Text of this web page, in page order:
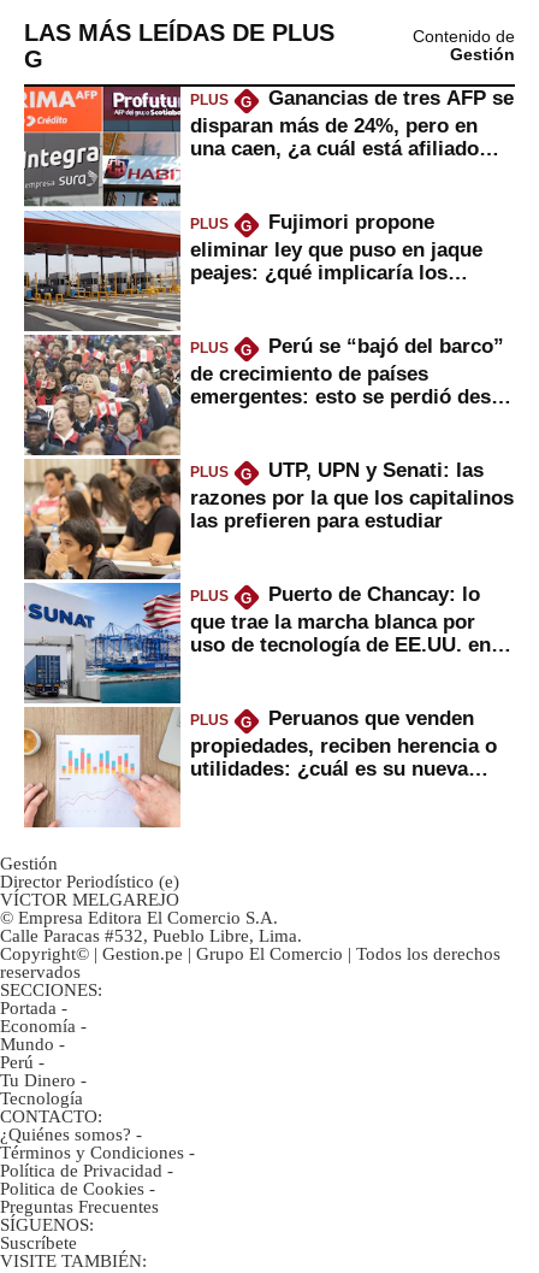
LAS MÁS LEÍDAS DE PLUS
G
Contenido de
Gestión
PLUS G
Ganancias de tres AFP se
disparan más de 24%, pero en
una caen, ¿a cuál está afiliado
PLUS G
Fujimori propone
eliminar ley que puso en jaque
peajes: ¿qué implicaría los
PLUS G
Perú se “bajó del barco”
de crecimiento de países
emergentes: esto se perdió desde
PLUS G
UTP, UPN y Senati: las
razones por la que los capitalinos
las prefieren para estudiar
PLUS G
Puerto de Chancay: lo
que trae la marcha blanca por
uso de tecnología de EE.UU. en
PLUS G
Peruanos que venden
propiedades, reciben herencia o
utilidades: ¿cuál es su nueva
Gestión
Director Periodístico (e)
VÍCTOR MELGAREJO
© Empresa Editora El Comercio S.A.
Calle Paracas #532, Pueblo Libre, Lima.
Copyright© | Gestion.pe | Grupo El Comercio | Todos los derechos
reservados
SECCIONES:
Portada -
Economía -
Mundo -
Perú -
Tu Dinero -
Tecnología
CONTACTO:
¿Quiénes somos? -
Términos y Condiciones -
Política de Privacidad -
Politica de Cookies -
Preguntas Frecuentes
SÍGUENOS:
Suscríbete
VISITE TAMBIÉN: